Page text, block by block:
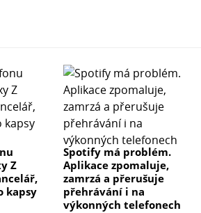
Z
kapsy
Spotify má problém.
Aplikace zpomaluje,
zamrzá a přerušuje
přehrávání i na
výkonných telefonech